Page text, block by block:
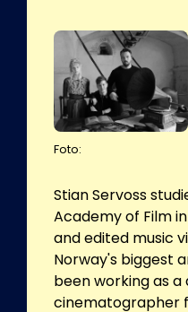
Foto:
Stian Servoss
Academy of Film
and edited music
Norway's biggest
been working as
cinematographer